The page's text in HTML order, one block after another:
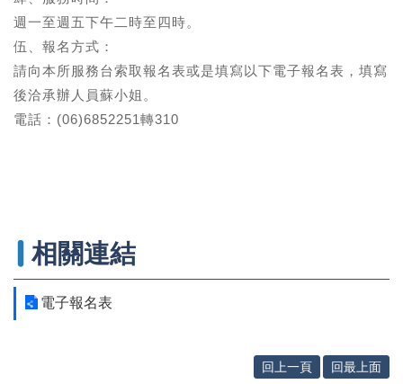
民
意
交
流
下
專
區
其
週一至週五下午二時至四時。
伍、報名方式：
請向本所服務台索取報名表或是填寫以下電子報名表，填寫
後洽承辦人員蘇小姐。
電話：(06)6852251轉310
相關連結
電子報名表
回上一頁 回最上面